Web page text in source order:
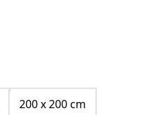
200 x 200 cm